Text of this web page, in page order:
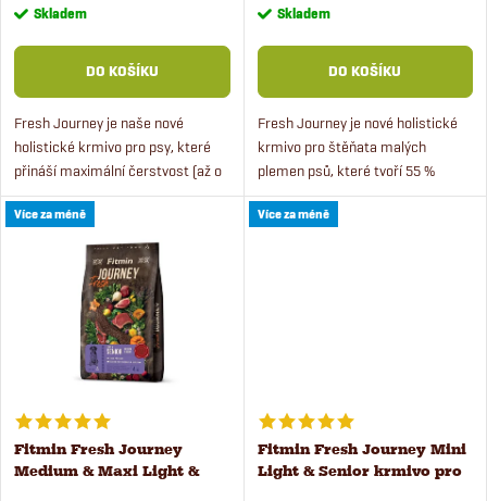
o
d
u
k
o
d
u
k
cena:Skladem
DO KOŠÍKU
Fresh Journey je naše nové
holistické krmivo pro psy, které
přináší maximální čerstvost (až o
80 % čerstvější než běžná
granulovaná krmiva) a výjimečnou
kvalitu. Speciální...
cena:Skladem
DO KOŠÍKU
Fresh Journey je nové holistické
krmivo pro štěňata malých
plemen psů, které tvoří 55 %
čerstvého libového přeštického
vepřového masa.
Více za méně
Fitmin Fresh Journey
Medium & Maxi Light &
Více za méně
Fitmin Fresh Journey Mini
Light & Senior krmivo pro